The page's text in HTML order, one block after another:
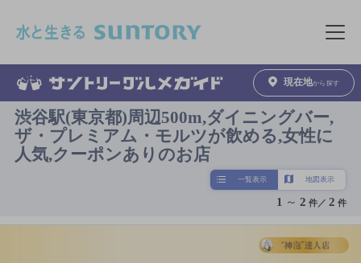
メニュ
現在地から探す
渋谷駅(東京都)周辺500m,ダイニングバー,
ザ・プレミアム・モルツが飲める,女性に
人気,クーポンありのお店
一覧表示 地図表示
1 ～ 2 件／2 件